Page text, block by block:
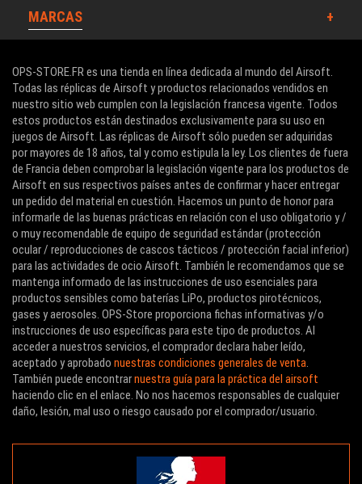
MARCAS
OPS-STORE.FR es una tienda en línea dedicada al mundo del Airsoft.
Todas las réplicas de Airsoft y productos relacionados vendidos en
nuestro sitio web cumplen con la legislación francesa vigente. Todos
estos productos están destinados exclusivamente para su uso en
juegos de Airsoft. Las réplicas de Airsoft sólo pueden ser adquiridas
por mayores de 18 años, tal y como estipula la ley. Los clientes de fuera
de Francia deben comprobar la legislación vigente para los productos de
Airsoft en sus respectivos países antes de confirmar y hacer entregar
un pedido del material en cuestión. Hacemos un punto de honor para
informarle de las buenas prácticas en relación con el uso obligatorio y /
o muy recomendable de equipo de seguridad estándar (protección
ocular / reproducciones de cascos tácticos / protección facial inferior)
para las actividades de ocio Airsoft. También le recomendamos que se
mantenga informado de las instrucciones de uso esenciales para
productos sensibles como baterías LiPo, productos pirotécnicos,
gases y aerosoles. OPS-Store proporciona fichas informativas y/o
instrucciones de uso específicas para este tipo de productos. Al
acceder a nuestros servicios, el comprador declara haber leído,
aceptado y aprobado nuestras condiciones generales de venta.
También puede encontrarnuestra guía para la práctica del airsoft
haciendo clic en el enlace. No nos hacemos responsables de cualquier
daño, lesión, mal uso o riesgo causado por el comprador/usuario.